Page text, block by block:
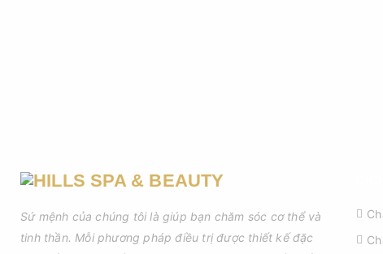
Sứ mệnh của chúng tôi là giúp bạn chăm sóc cơ thể và
tinh thần. Mỗi phương pháp điều trị được thiết kế đặc